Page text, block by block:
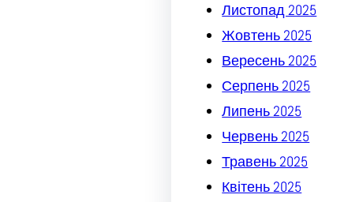
Листопад 2025
Жовтень 2025
Вересень 2025
Серпень 2025
Липень 2025
Червень 2025
Травень 2025
Квітень 2025